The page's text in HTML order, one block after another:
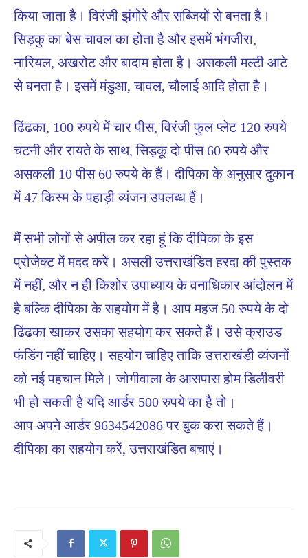
किया जाता है। विरंजी झंगोरे और सब्जियों से बनता है।
सिड़कु का बेस चावल का होता है और इसमें भंगजीरा,
नारियल, अखरोट और बादाम होता है। असकली मल्टी आटे
से बनता है। इसमें मंडुआ, चावल, चौलाई आदि होता है।
ढिंढका, 100 रुपये में चार पीस, विरंजी फुल प्लेट 120 रुपये
चटनी और रायते के साथ, सिड़कू दो पीस 60 रुपये और
असकली 10 पीस 60 रुपये के हैं। दीपिका के अनुसार दुकान
में 47 किस्म के पहाड़ी व्यंजन उपलब्ध हैं।
मैं सभी लोगों से अपील कर रहा हूं कि दीपिका के इस
प्रोजेक्ट में मदद करें। असली उत्तराखंडित हरदा की पुस्तक
में नहीं, और न ही किशोर उपाध्याय के वनाधिकार आंदोलन में
है बल्कि दीपिका के सहयोग में है। आप महज 50 रुपये के दो
ढिंढका खाकर उसका सहयोग कर सकते हैं। उसे क्राउड
फंडिंग नहीं चाहिए। सहयोग चाहिए ताकि उत्तराखंडी व्यंजनों
को नई पहचान मिले। जोगीवाला के आसपास होम डिलीवरी
भी हो सकती है यदि आर्डर 500 रुपये का है तो।
आप अपने आर्डर 9634542086 पर बुक करा सकते हैं।
दीपिका का सहयोग करें, उत्तराखंडित बचाएं।